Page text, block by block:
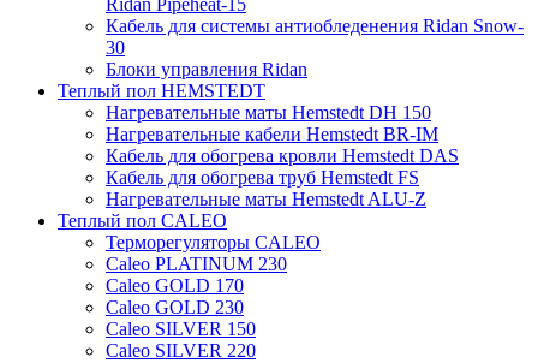
Ridan Pipeheat-15
Кабель для системы антиобледенения Ridan Snow-
30
Блоки управления Ridan
Теплый пол HEMSTEDT
Нагревательные маты Hemstedt DH 150
Нагревательные кабели Hemstedt BR-IM
Кабель для обогрева кровли Hemstedt DAS
Кабель для обогрева труб Hemstedt FS
Нагревательные маты Hemstedt ALU-Z
Теплый пол CALEO
Терморегуляторы CALEO
Caleo PLATINUM 230
Caleo GOLD 170
Caleo GOLD 230
Caleo SILVER 150
Caleo SILVER 220